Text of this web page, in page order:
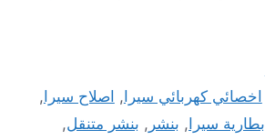
اخصائي كهربائي سيرا, اصلاح سيرا,
بطارية سيرا, بنشر , بنشر متنقل,